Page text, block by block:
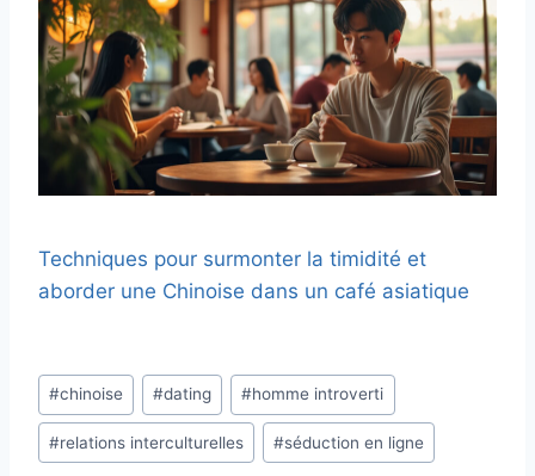
Techniques pour surmonter la timidité et
aborder une Chinoise dans un café asiatique
Étiquettes
de
la
#chinoise #dating #homme introverti
#relations interculturelles #séduction en ligne